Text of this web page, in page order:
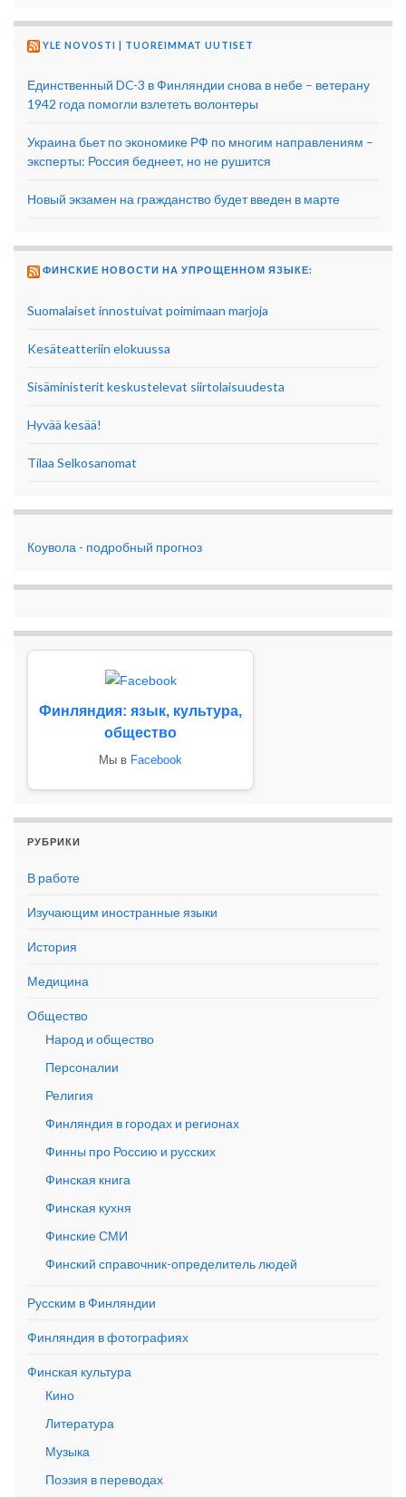
YLE NOVOSTI | TUOREIMMAT UUTISET
Единственный DC-3 в Финляндии снова в небе – ветерану
1942 года помогли взлететь волонтеры
Украина бьет по экономике РФ по многим направлениям –
эксперты: Россия беднеет, но не рушится
Новый экзамен на гражданство будет введен в марте
ФИНСКИЕ НОВОСТИ НА УПРОЩЕННОМ ЯЗЫКЕ:
Suomalaiset innostuivat poimimaan marjoja
Kesäteatteriin elokuussa
Sisäministerit keskustelevat siirtolaisuudesta
Hyvää kesää!
Tilaa Selkosanomat
Коувола - подробный прогноз
Финляндия: язык, культура,
общество
Мы в Facebook
РУБРИКИ
В работе
Изучающим иностранные языки
История
Медицина
Общество
Народ и общество
Персоналии
Религия
Финляндия в городах и регионах
Финны про Россию и русских
Финская книга
Финская кухня
Финские СМИ
Финский справочник-определитель людей
Русским в Финляндии
Финляндия в фотографиях
Финская культура
Кино
Литература
Музыка
Поэзия в переводах